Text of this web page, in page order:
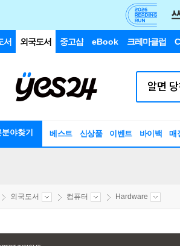
서 외국도서 중고샵 eBook 크레마클럽
야찾기 베스트 신상품 이벤트 바이백 매
외국도서 컴퓨터 Hardware